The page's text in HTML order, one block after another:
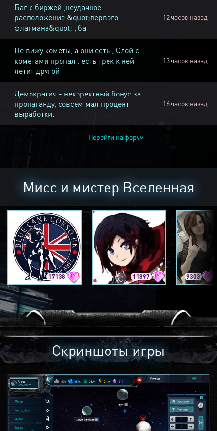
Баг с биржей ,неудачное
расположение &quot;первого
флагмана&quot; , ба
12 часов назад
Не вижу кометы, а они есть , Слой с
кометами пропал , есть трек к ней
летит другой
13 часов назад
Демократия - некоректный бонус за
пропаганду, совсем мал процент
выработки.
16 часов назад
Перейти на форум
Мисс и мистер Вселенная
17138 11897 9303
Скриншоты игры